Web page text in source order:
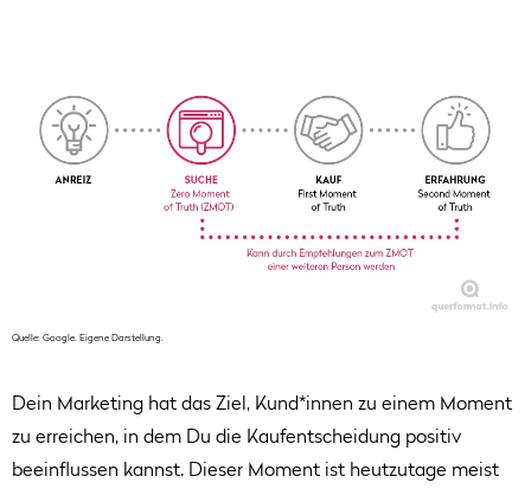
Quelle: Google. Eigene Darstellung.
Dein Marketing hat das Ziel, Kund*innen zu einem Moment
zu erreichen, in dem Du die Kaufentscheidung positiv
beeinflussen kannst. Dieser Moment ist heutzutage meist